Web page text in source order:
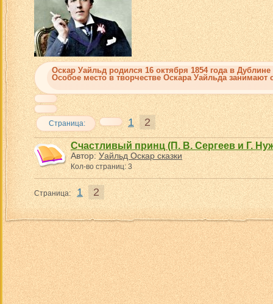
Оскар Уайльд родился 16 октября 1854 года в
Особое место в творчестве Оскара Уайльда занимают
Страница: 1 2
Счастливый принц (П. В. Сергеев и Г.
Автор:Уайльд Оскар сказки
Кол-во страниц: 3
Страница: 1 2